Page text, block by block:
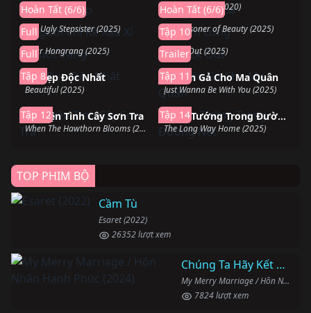
Mosaic (2018)
Hoàn Tất (6/6) The Third Day (2020)
Hoàn Tất (6/6)
Người Chị Kế Xấu Xí
The Ugly Stepsister (2025)
Full
Khom Lưng
The Prisoner of Beauty (2025)
Tập 10
Nuốt Vàng
Dear Hongrang (2025)
Full
Knock Out
Knock Out (2025)
Trailer
Vẻ Đẹp Độc Nhất
Beautiful (2025)
Tập 8
Đang chiếu
Ba Lần Gả Cho Ma Quân
Just Wanna Be With You (2025)
Tập 11
Chuyện Tình Cây Sơn Tra
When The Hawthorn Blooms (2025)
Tập 12
Chân Tướng Trong Đường Nét
The Long Way Home (2025)
Tập 14
Đang chiếu
TOP PHIM BỘ
Cầm Tù
Esaret (2022)
26352 lượt xem
Chúng Ta Hãy Kết Hôn Nhé
My Merry Marriage / Hôn Nhân Hạnh Phúc (2024)
7824 lượt xem